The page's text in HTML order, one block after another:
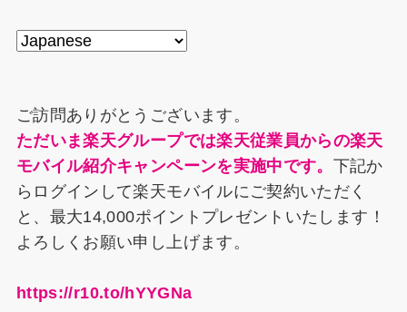
ご訪問ありがとうございます。
ただいま楽天グループでは楽天従業員からの楽天
モバイル紹介キャンペーンを実施中です。 下記か
らログインして楽天モバイルにご契約いただく
と、最大14,000ポイントプレゼントいたします！
よろしくお願い申し上げます。
https://r10.to/hYYGNa